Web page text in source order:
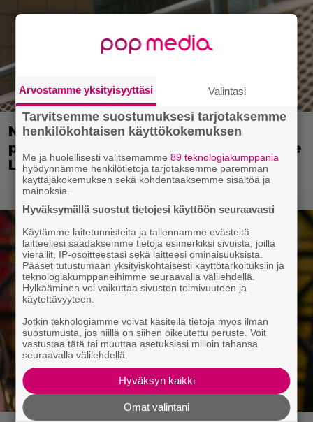
Nyt suoratoistona: Tositapahtumiin
perustuva jännittävä FBI-trilleri – Jude
Law pääosassa
Arvostamme yksityisyyttäsi Valintasi
Tarvitsemme suostumuksesi tarjotaksemme
henkilökohtaisen käyttökokemuksen
Me ja huolellisesti valitsemamme89 teknologiakumppania
hyödynnämme henkilötietoja tarjotaksemme paremman
käyttäjäkokemuksen sekä kohdentaaksemme sisältöä ja
mainoksia.
Hyväksymällä suostut tietojesi käyttöön seuraavasti
Käytämme laitetunnisteita ja tallennamme evästeitä
laitteellesi saadaksemme tietoja esimerkiksi sivuista, joilla
vierailit, IP-osoitteestasi sekä laitteesi ominaisuuksista.
Pääset tutustumaan yksityiskohtaisesti käyttötarkoituksiin ja
teknologiakumppaneihimme seuraavalla välilehdellä.
Hylkääminen voi vaikuttaa sivuston toimivuuteen ja
käytettävyyteen.
Jotkin teknologiamme voivat käsitellä tietoja myös ilman
suostumusta, jos niillä on siihen oikeutettu peruste. Voit
vastustaa tätä tai muuttaa asetuksiasi milloin tahansa
seuraavalla välilehdellä.
Hyväksyn kaikki
Omat valintani